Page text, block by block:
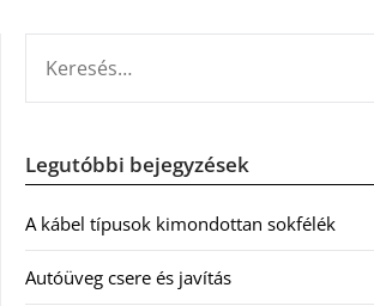
Legutóbbi bejegyzések
A kábel típusok kimondottan sokfélék
Autóüveg csere és javítás